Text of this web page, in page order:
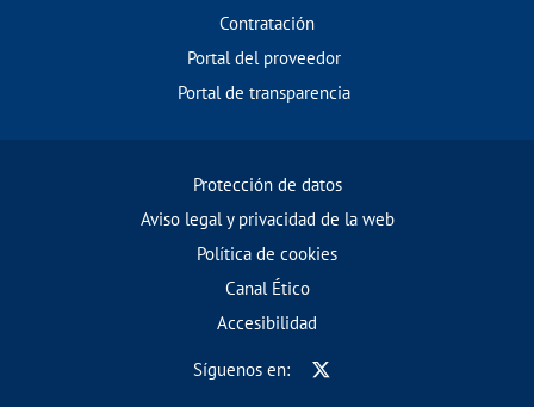
Contratación
Portal del proveedor
Portal de transparencia
Protección de datos
Aviso legal y privacidad de la web
Política de cookies
Canal Ético
Accesibilidad
Síguenos en: